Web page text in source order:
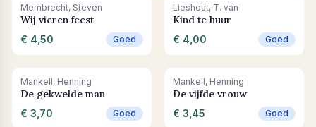
+ In winkelwagen
Membrecht, Steven
Wij vieren feest
€ 4,50 Goed
+ In winkelwagen
Lieshout, T. van
Kind te huur
€ 4,00 Goed
+ In winkelwagen
Mankell, Henning
De gekwelde man
€ 3,70 Goed
+ In winkelwagen
Mankell, Henning
De vijfde vrouw
€ 3,45 Goed